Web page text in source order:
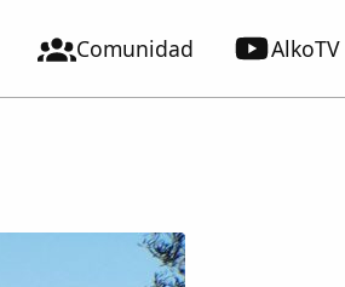
Comunidad AlkoTV